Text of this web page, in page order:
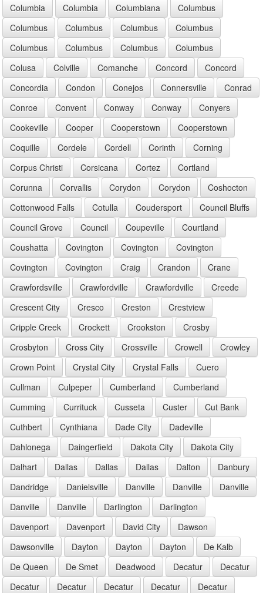
Columbia
Columbia Columbiana
Columbus
Columbus
Columbus Columbus
Columbus
Columbus
Columbus Columbus
Columbus
Colusa
Colville Comanche Concord
Concord
Concordia
Condon Conejos Connersville
Conrad
Conroe
Convent Conway Conway
Conyers
Cookeville
Cooper Cooperstown
Cooperstown
Coquille
Cordele Cordell Corinth
Corning
Corpus Christi
Corsicana Cortez
Cortland
Corunna
Corvallis Corydon Corydon
Coshocton
Cottonwood Falls
Cotulla Coudersport
Council Bluffs
Council Grove
Council Coupeville
Courtland
Coushatta
Covington Covington
Covington
Covington
Covington Craig Crandon
Crane
Crawfordsville
Crawfordville Crawfordville
Creede
Crescent City
Cresco Creston
Crestview
Cripple Creek
Crockett Crookston
Crosby
Crosbyton
Cross City Crossville Crowell
Crowley
Crown Point
Crystal City Crystal Falls
Cuero
Cullman
Culpeper Cumberland
Cumberland
Cumming
Currituck Cusseta Custer
Cut Bank
Cuthbert
Cynthiana Dade City
Dadeville
Dahlonega
Daingerfield Dakota City
Dakota City
Dalhart
Dallas Dallas Dallas Dalton
Danbury
Dandridge
Danielsville Danville Danville
Danville
Danville
Danville Darlington
Darlington
Davenport
Davenport David City
Dawson
Dawsonville
Dayton Dayton Dayton
De Kalb
De Queen
De Smet Deadwood Decatur
Decatur
Decatur
Decatur Decatur Decatur
Decatur